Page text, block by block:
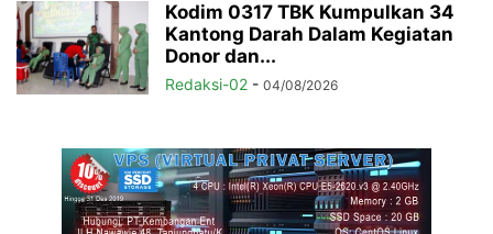
Kodim 0317 TBK Kumpulkan 34
Kantong Darah Dalam Kegiatan
Donor dan...
Redaksi-02 - 04/08/2026